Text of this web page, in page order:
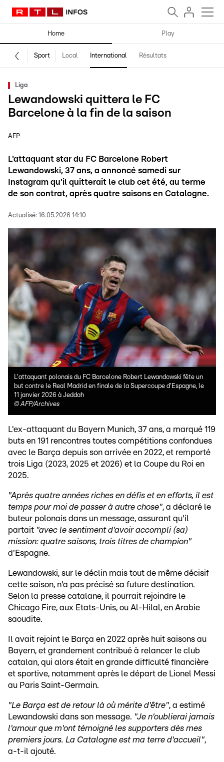
Home Play
Sport Local International Résultats
Liga
Lewandowski quittera le FC
Barcelone à la fin de la saison
AFP
L'attaquant star du FC Barcelone Robert
Lewandowski, 37 ans, a annoncé samedi sur
Instagram qu'il quitterait le club cet été, au terme
de son contrat, après quatre saisons en Catalogne.
Actualisé: 16.05.2026 14:10
L'attaquant polonais du FC Barcelone Robert Lewandowski fête un
but contre le Real Madrid en finale de la Supercoupe d'Espagne, le
11 janvier 2026 à Jeddah
©AFP/Archives
L'ex-attaquant du Bayern Munich, 37 ans, a marqué 119
buts en 191 rencontres toutes compétitions confondues
avec le Barça depuis son arrivée en 2022, et remporté
trois Liga (2023, 2025 et 2026) et la Coupe du Roi en
2025.
"Après quatre années riches en défis et en efforts, il est
temps pour moi de passer à autre chose", a déclaré le
buteur polonais dans un message, assurant qu'il
partait "avec le sentiment d'avoir accompli (sa)
mission: quatre saisons, trois titres de champion"
d'Espagne.
Lewandowski, sur le déclin mais tout de même décisif
cette saison, n'a pas précisé sa future destination.
Selon la presse catalane, il pourrait rejoindre le
Chicago Fire, aux Etats-Unis, ou Al-Hilal, en Arabie
saoudite.
Il avait rejoint le Barça en 2022 après huit saisons au
Bayern, et grandement contribué à relancer le club
catalan, qui alors était en grande difficulté financière
et sportive, notamment après le départ de Lionel Messi
au Paris Saint-Germain.
"Le Barça est de retour là où mérite d'être", a estimé
Lewandowski dans son message. "Je n'oublierai jamais
l'amour que m'ont témoigné les supporters dès mes
premiers jours. La Catalogne est ma terre d'accueil",
a-t-il ajouté.